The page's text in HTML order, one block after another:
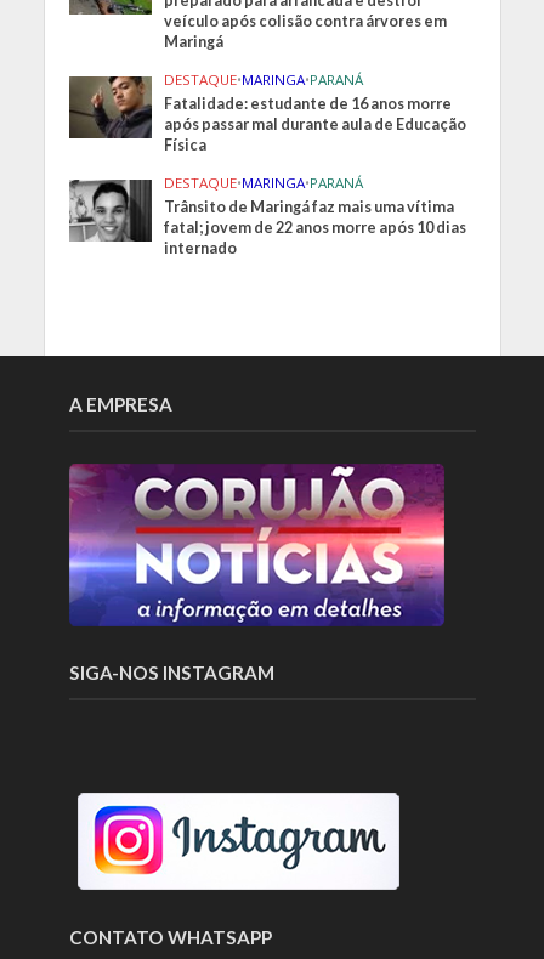
veículo após colisão contra árvores em
Maringá
DESTAQUE•MARINGA•PARANÁ
Fatalidade: estudante de 16 anos morre
após passar mal durante aula de Educação
Física
DESTAQUE•MARINGA•PARANÁ
Trânsito de Maringá faz mais uma vítima
fatal; jovem de 22 anos morre após 10 dias
internado
A EMPRESA
SIGA-NOS INSTAGRAM
CONTATO WHATSAPP